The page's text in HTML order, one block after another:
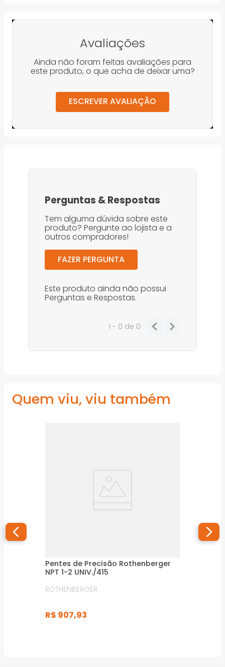
Avaliações
Ainda não foram feitas avaliações para
este produto, o que acha de deixar uma?
ESCREVER AVALIAÇÃO
Perguntas &Respostas
Tem alguma dúvida sobre este
produto? Pergunte ao lojista e a
outros compradores!
FAZER PERGUNTA
Este produto ainda não possui
Perguntas e Respostas.
1 - 0 de 0
Quem viu, viu também
Pentes de Precisão Rothenberger
NPT 1-2 UNIV./415
ROTHENBERGER
R$ 907,93